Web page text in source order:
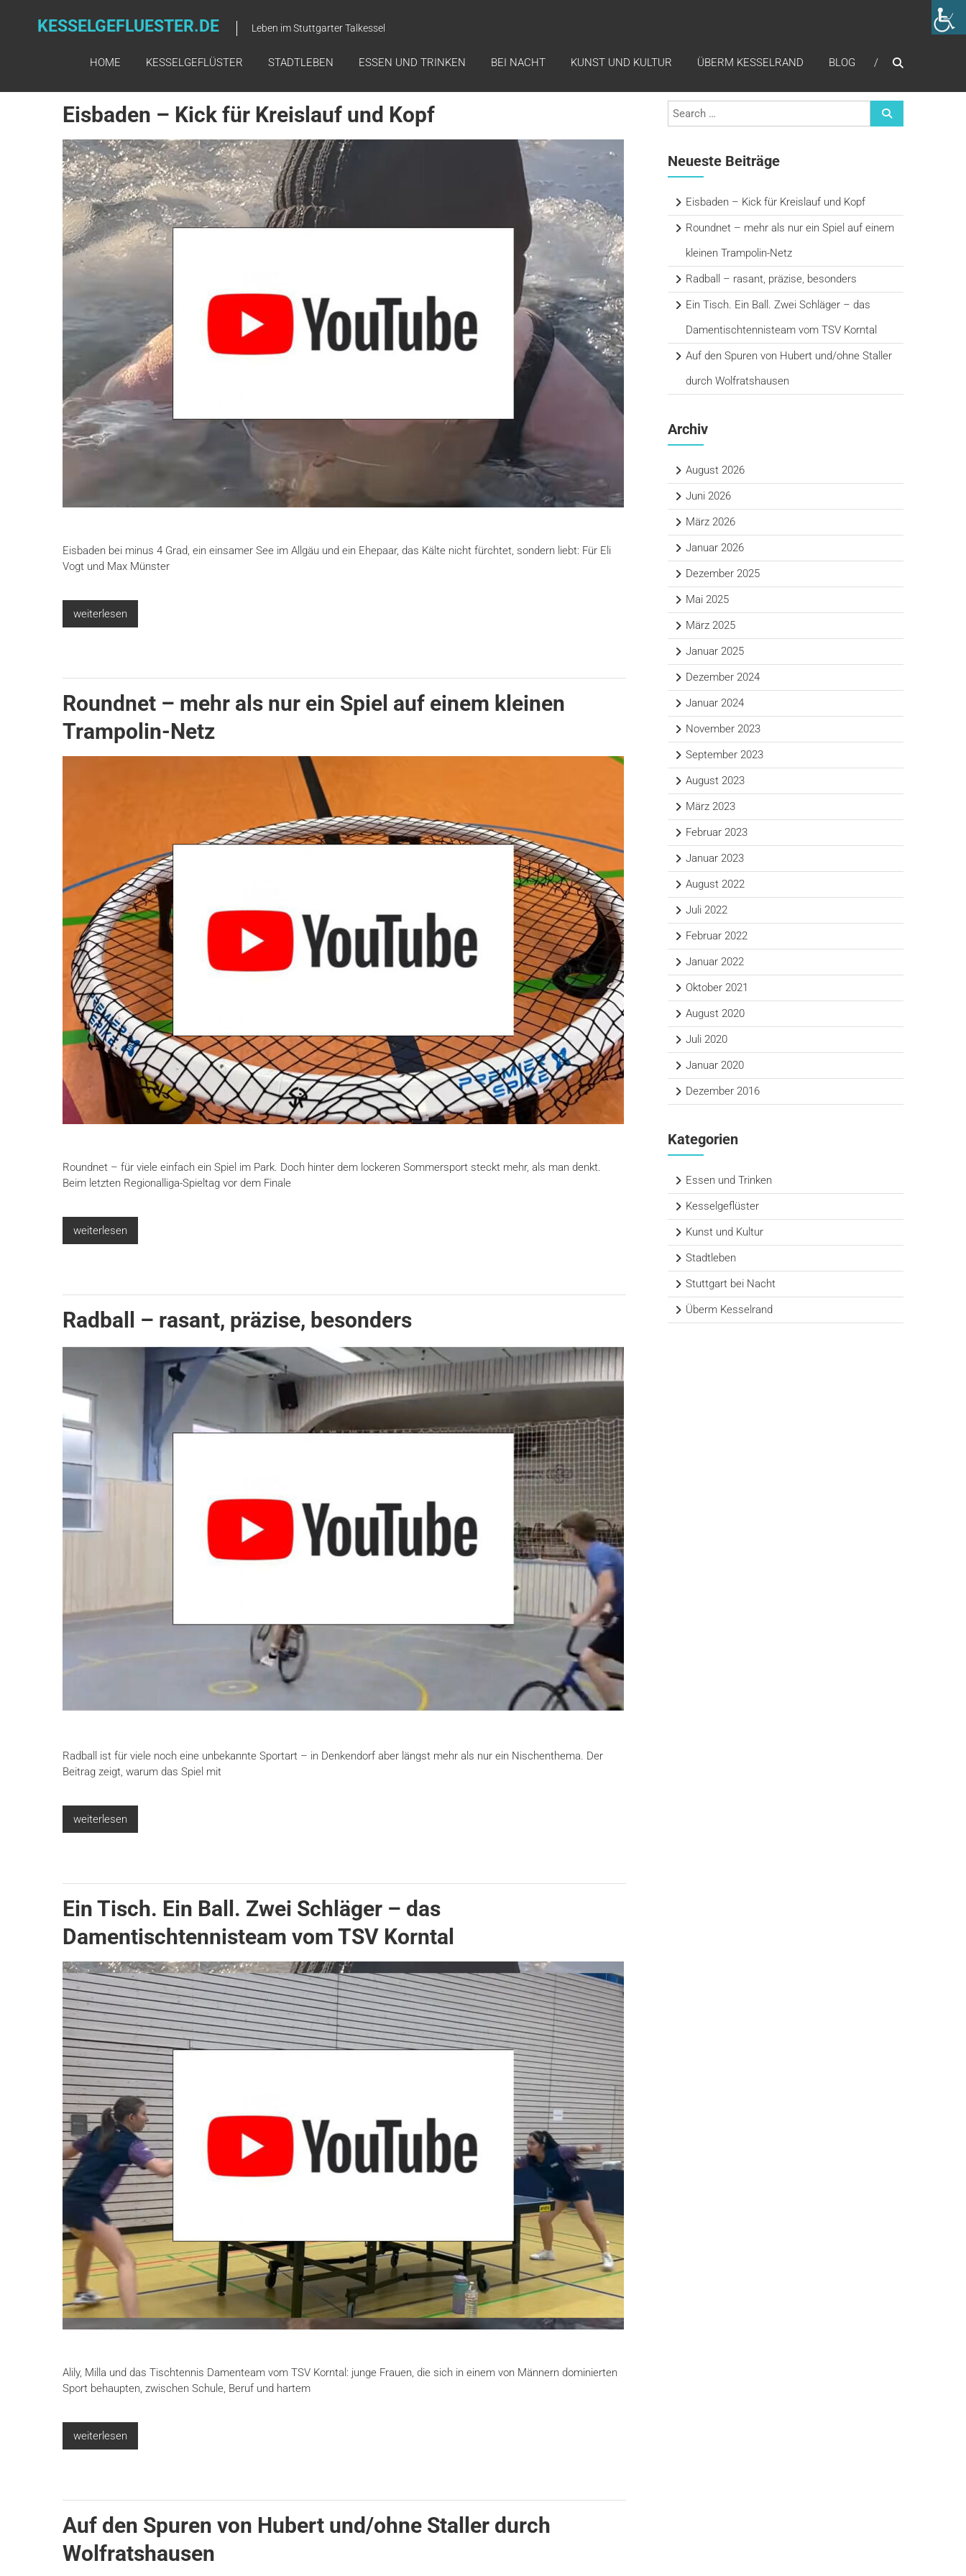
KESSELGEFLUESTER.DE Leben im Stuttgarter Talkessel
HOME KESSELGEFLÜSTER STADTLEBEN ESSEN UND TRINKEN BEI NACHT KUNST UND KULTUR ÜBERM KESSELRAND BLOG
Eisbaden – Kick für Kreislauf und Kopf
Eisbaden bei minus 4 Grad, ein einsamer See im Allgäu und ein Ehepaar, das Kälte nicht fürchtet, sondern liebt: Für Eli
Vogt und Max Münster
weiterlesen
Roundnet – mehr als nur ein Spiel auf einem kleinen
Trampolin-Netz
Roundnet – für viele einfach ein Spiel im Park. Doch hinter dem lockeren Sommersport steckt mehr, als man denkt.
Beim letzten Regionalliga-Spieltag vor dem Finale
weiterlesen
Radball – rasant, präzise, besonders
Radball ist für viele noch eine unbekannte Sportart – in Denkendorf aber längst mehr als nur ein Nischenthema. Der
Beitrag zeigt, warum das Spiel mit
weiterlesen
Ein Tisch. Ein Ball. Zwei Schläger – das
Damentischtennisteam vom TSV Korntal
Alily, Milla und das Tischtennis Damenteam vom TSV Korntal: junge Frauen, die sich in einem von Männern dominierten
Sport behaupten, zwischen Schule, Beruf und hartem
weiterlesen
Auf den Spuren von Hubert und/ohne Staller durch
Wolfratshausen
Search
Neueste Beiträge
Eisbaden – Kick für Kreislauf und Kopf
Roundnet – mehr als nur ein Spiel auf einem
kleinen Trampolin-Netz
Radball – rasant, präzise, besonders
Ein Tisch. Ein Ball. Zwei Schläger – das
Damentischtennisteam vom TSV Korntal
Auf den Spuren von Hubert und/ohne Staller
durch Wolfratshausen
Archiv
August 2026
Juni 2026
März 2026
Januar 2026
Dezember 2025
Mai 2025
März 2025
Januar 2025
Dezember 2024
Januar 2024
November 2023
September 2023
August 2023
März 2023
Februar 2023
Januar 2023
August 2022
Juli 2022
Februar 2022
Januar 2022
Oktober 2021
August 2020
Juli 2020
Januar 2020
Dezember 2016
Kategorien
Essen und Trinken
Kesselgeflüster
Kunst und Kultur
Stadtleben
Stuttgart bei Nacht
Überm Kesselrand